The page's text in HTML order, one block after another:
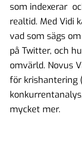
som indexerar
realtid. Med Vidi
vad som sägs
på Twitter, och
omvärld. Novus
för krishantering
mycket mer.